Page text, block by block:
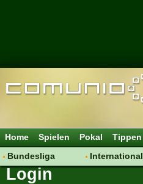
Home Spielen Pokal Tippen
Bundesliga
Hot News
International
Login